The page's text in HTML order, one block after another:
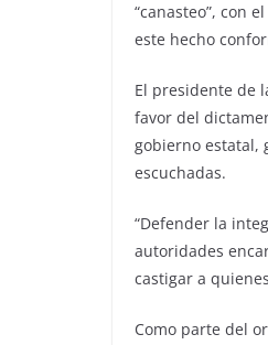
“canasteo”, con
este hecho
El presidente de
favor del
gobierno estatal,
escuchadas.
“Defender la
autoridades
castigar a
Como parte del